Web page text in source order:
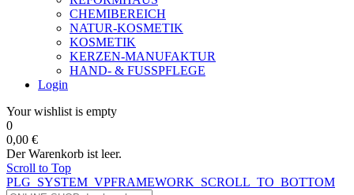
CHEMIBEREICH
NATUR-KOSMETIK
KOSMETIK
KERZEN-MANUFAKTUR
HAND- & FUSSPFLEGE
Login
Your wishlist is empty
0
0,00 €
Der Warenkorb ist leer.
Scroll to Top
PLG_SYSTEM_VPFRAMEWORK_SCROLL_TO_BOTTOM